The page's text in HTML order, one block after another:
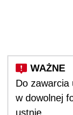
Do zawarcia
w dowolnej
ustnie.